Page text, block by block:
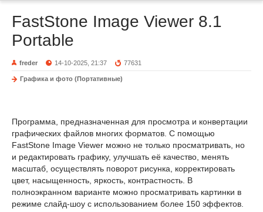
FastStone Image Viewer 8.1
Portable
freder 14-10-2025, 21:37 77631
Графика и фото (Портативные)
Программа, предназначенная для просмотра и конвертации
графических файлов многих форматов. С помощью
FastStone Image Viewer можно не только просматривать, но
и редактировать графику, улучшать её качество, менять
масштаб, осуществлять поворот рисунка, корректировать
цвет, насыщенность, яркость, контрастность. В
полноэкранном варианте можно просматривать картинки в
режиме слайд-шоу с использованием более 150 эффектов.